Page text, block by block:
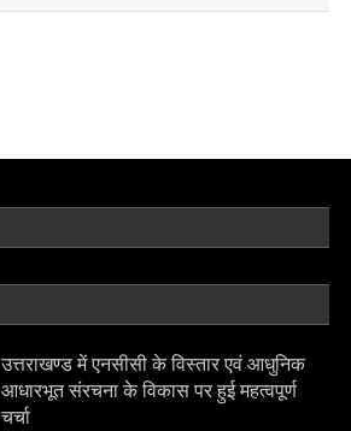
उत्तराखण्ड में एनसीसी के विस्तार एवं आधुनिक
आधारभूत संरचना के विकास पर हुई महत्वपूर्ण
चर्चा